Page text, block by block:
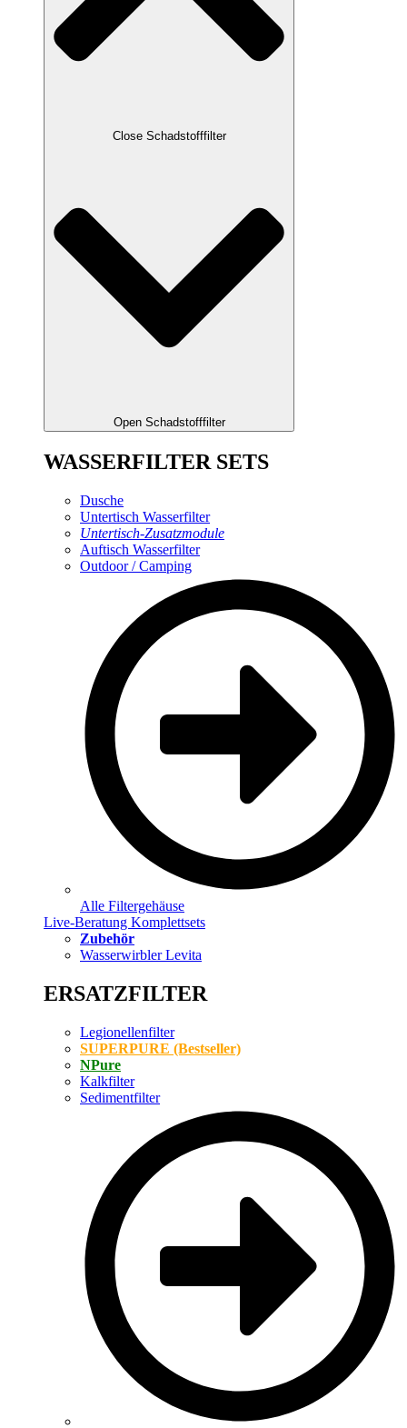
Close Schadstofffilter
Open Schadstofffilter
WASSERFILTER SETS
Dusche
Untertisch Wasserfilter
Untertisch-Zusatzmodule
Auftisch Wasserfilter
Outdoor / Camping
Alle Filtergehäuse
Live-Beratung Komplettsets
Zubehör
Wasserwirbler Levita
ERSATZFILTER
Legionellenfilter
SUPERPURE (Bestseller)
NPure
Kalkfilter
Sedimentfilter